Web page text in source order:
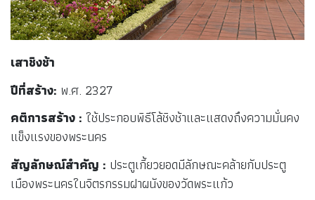
เสาชิงช้า
ปีที่สร้าง: พ.ศ. 2327
คติการสร้าง : ใช้ประกอบพิธีโล้ชิงช้าและแสดงถึงความมั่นคง
แข็งแรงของพระนคร
สัญลักษณ์สำคัญ : ประตูเกี้ยวยอดมีลักษณะคล้ายกับประตู
เมืองพระนครในจิตรกรรมฝาผนังของวัดพระแก้ว